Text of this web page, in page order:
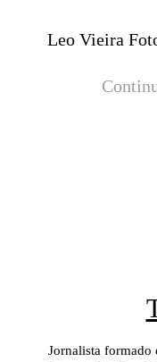
Leo Vieira
Jornalista formado